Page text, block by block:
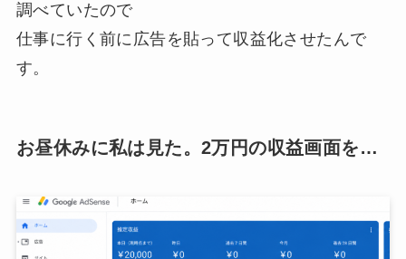
調べていたので
仕事に行く前に広告を貼って収益化させたんで
す。
お昼休みに私は見た。2万円の収益画面を…